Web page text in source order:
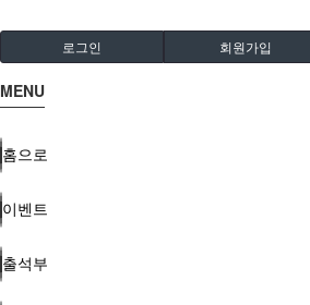
로그인 회원가입
MENU
홈으로
이벤트
출석부